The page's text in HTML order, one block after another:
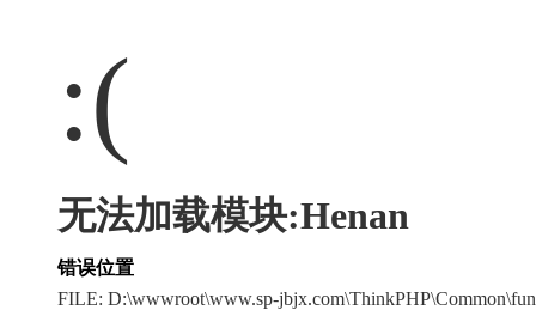
:(
无法加载模块:Henan
错误位置
FILE: D:\wwwroot\www.sp-